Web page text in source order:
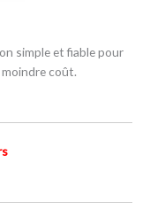
simple et fiable pour
coût.